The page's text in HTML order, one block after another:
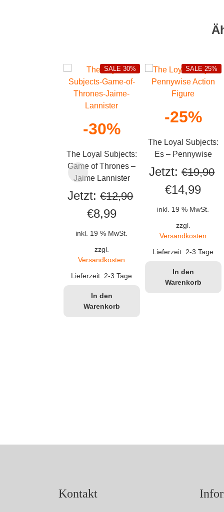
-30%
The Loyal Subjects:
Game of Thrones –
Jaime Lannister
SALE 30%
Jetzt: €12,90
Ursprünglicher
Preis
war:
€12,90
€8,99Aktueller
Preis
€8,99.
inkl. 19 % MwSt.
zzgl.
Versandkosten
Lieferzeit:2-3 Tage
In den
Warenkorb
-25%
The Loyal Subjects:
Es – Pennywise
SALE 25%
Jetzt: €19,90
Preis
war:
€19,90
€14,99
Preis
inkl. 19 % MwSt.
zzgl.
Versandkosten
Lieferzeit:2-3 Tage
In den
Warenkorb
Kontakt